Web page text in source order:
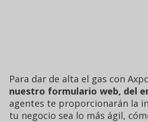
Para dar de alta el gas con
nuestro formulario web, del
agentes te proporcionarán la
tu negocio sea lo más ágil,